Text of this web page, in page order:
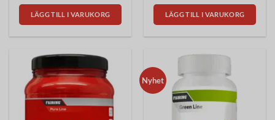
LÄGG TILL I VARUKORG LÄGG TILL I VARUKORG
Nyhet